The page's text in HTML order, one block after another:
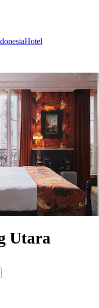
Hotel
Utara